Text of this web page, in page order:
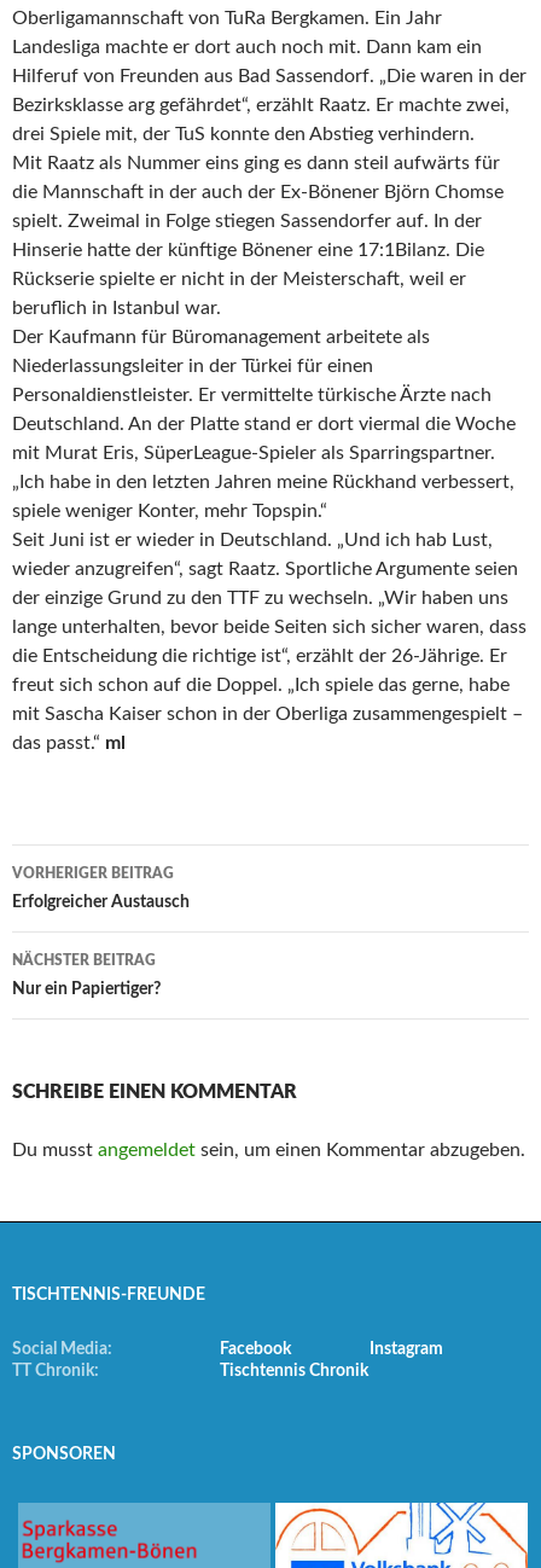
Oberligamannschaft von TuRa Bergkamen. Ein Jahr
Landesliga machte er dort auch noch mit. Dann kam ein
Hilferuf von Freunden aus Bad Sassendorf. „Die waren in der
Bezirksklasse arg gefährdet“, erzählt Raatz. Er machte zwei,
drei Spiele mit, der TuS konnte den Abstieg verhindern.
Mit Raatz als Nummer eins ging es dann steil aufwärts für
die Mannschaft in der auch der Ex-Bönener Björn Chomse
spielt. Zweimal in Folge stiegen Sassendorfer auf. In der
Hinserie hatte der künftige Bönener eine 17:1Bilanz. Die
Rückserie spielte er nicht in der Meisterschaft, weil er
beruflich in Istanbul war.
Der Kaufmann für Büromanagement arbeitete als
Niederlassungsleiter in der Türkei für einen
Personaldienstleister. Er vermittelte türkische Ärzte nach
Deutschland. An der Platte stand er dort viermal die Woche
mit Murat Eris, SüperLeague-Spieler als Sparringspartner.
„Ich habe in den letzten Jahren meine Rückhand verbessert,
spiele weniger Konter, mehr Topspin.“
Seit Juni ist er wieder in Deutschland. „Und ich hab Lust,
wieder anzugreifen“, sagt Raatz. Sportliche Argumente seien
der einzige Grund zu den TTF zu wechseln. „Wir haben uns
lange unterhalten, bevor beide Seiten sich sicher waren, dass
die Entscheidung die richtige ist“, erzählt der 26-Jährige. Er
freut sich schon auf die Doppel. „Ich spiele das gerne, habe
mit Sascha Kaiser schon in der Oberliga zusammengespielt –
das passt.“ ml
Beitrags-
Navigation
VORHERIGER BEITRAG
Erfolgreicher Austausch
NÄCHSTER BEITRAG
Nur ein Papiertiger?
SCHREIBE EINEN KOMMENTAR
Du musst angemeldet sein, um einen Kommentar abzugeben.
TISCHTENNIS-FREUNDE
Social Media: Facebook
Instagram
TT Chronik:
Tischtennis Chronik
SPONSOREN